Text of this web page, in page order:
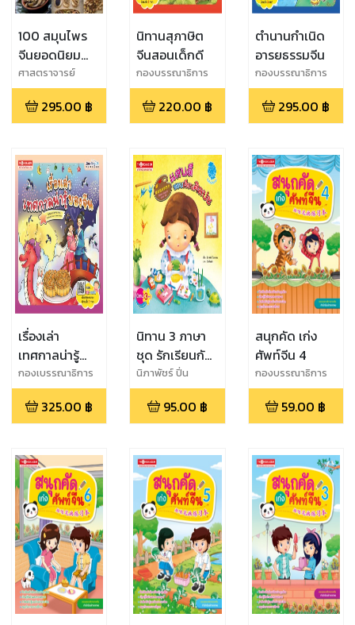
100 สมุนไพร
จีนยอดนิยม
พร้อม 31 ตำรับ
ยาจีนประจำบ้าน
ศาสตราจารย์
คลินิก แพทย์จีน
นพ.ภาสกิจ วัณนา
วิบูล
295.00 ฿
นิทานสุภาษิต
จีนสอนเด็กดี
กองบรรณาธิการ
220.00 ฿
ตำนานกำเนิด
อารยธรรมจีน
กองบรรณาธิการ
295.00 ฿
เรื่องเล่า
เทศกาลน่ารู้
ของจีน
กองเบรรณาธิการ
325.00 ฿
นิทาน 3 ภาษา
ชุด รักเรียนกัน
เถอะ ตอน แสน
ดีชอบเรียน
ศิลปะ
นิภาพัชร์ ปิ่น
สุวรรณ
95.00 ฿
สนุกคัด เก่ง
ศัพท์จีน 4
กองบรรณาธิการ
สนพ.ทองเกษม
59.00 ฿